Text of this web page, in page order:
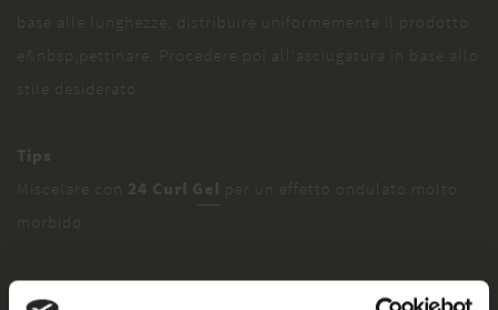
base alle lunghezze, distribuire uniformemente il prodotto
e&nbsp;pettinare. Procedere poi all’asciugatura in base allo
stile desiderato.
Tips
Miscelare con 24 Curl Gel per un effetto ondulato molto
morbido